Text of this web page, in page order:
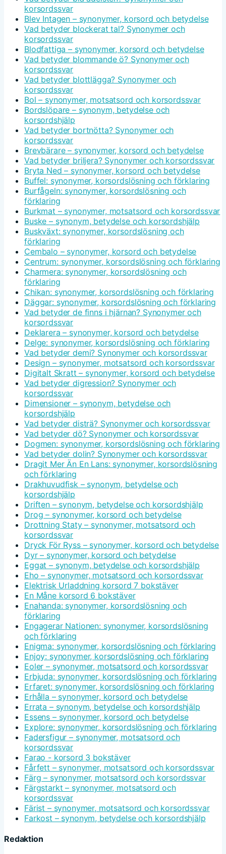
korsordssvar
Blev Intagen – synonymer, korsord och betydelse
Vad betyder blockerat tal? Synonymer och
korsordssvar
Blodfattiga – synonymer, korsord och betydelse
Vad betyder blommande ö? Synonymer och
korsordssvar
Vad betyder blottlägga? Synonymer och
korsordssvar
Bol – synonymer, motsatsord och korsordssvar
Bordslöpare – synonym, betydelse och
korsordshjälp
Vad betyder bortnötta? Synonymer och
korsordssvar
Brevbärare – synonymer, korsord och betydelse
Vad betyder briljera? Synonymer och korsordssvar
Bryta Ned – synonymer, korsord och betydelse
Buffel: synonymer, korsordslösning och förklaring
Burfågeln: synonymer, korsordslösning och
förklaring
Burkmat – synonymer, motsatsord och korsordssvar
Buske – synonym, betydelse och korsordshjälp
Buskväxt: synonymer, korsordslösning och
förklaring
Cembalo – synonymer, korsord och betydelse
Centrum: synonymer, korsordslösning och förklaring
Charmera: synonymer, korsordslösning och
förklaring
Chikan: synonymer, korsordslösning och förklaring
Däggar: synonymer, korsordslösning och förklaring
Vad betyder de finns i hjärnan? Synonymer och
korsordssvar
Deklarera – synonymer, korsord och betydelse
Delge: synonymer, korsordslösning och förklaring
Vad betyder demi? Synonymer och korsordssvar
Design – synonymer, motsatsord och korsordssvar
Digitalt Skratt – synonymer, korsord och betydelse
Vad betyder digression? Synonymer och
korsordssvar
Dimensioner – synonym, betydelse och
korsordshjälp
Vad betyder disträ? Synonymer och korsordssvar
Vad betyder dö? Synonymer och korsordssvar
Dogmen: synonymer, korsordslösning och förklaring
Vad betyder dolin? Synonymer och korsordssvar
Dragit Mer Än En Lans: synonymer, korsordslösning
och förklaring
Drakhuvudfisk – synonym, betydelse och
korsordshjälp
Driften – synonym, betydelse och korsordshjälp
Drog – synonymer, korsord och betydelse
Drottning Staty – synonymer, motsatsord och
korsordssvar
Dryck För Ryss – synonymer, korsord och betydelse
Dyr – synonymer, korsord och betydelse
Eggat – synonym, betydelse och korsordshjälp
Eho – synonymer, motsatsord och korsordssvar
Elektrisk Urladdning korsord 7 bokstäver
En Måne korsord 6 bokstäver
Enahanda: synonymer, korsordslösning och
förklaring
Engagerar Nationen: synonymer, korsordslösning
och förklaring
Enigma: synonymer, korsordslösning och förklaring
Enjoy: synonymer, korsordslösning och förklaring
Eoler – synonymer, motsatsord och korsordssvar
Erbjuda: synonymer, korsordslösning och förklaring
Erfaret: synonymer, korsordslösning och förklaring
Erhålla – synonymer, korsord och betydelse
Errata – synonym, betydelse och korsordshjälp
Essens – synonymer, korsord och betydelse
Explore: synonymer, korsordslösning och förklaring
Fadersfigur – synonymer, motsatsord och
korsordssvar
Farao - korsord 3 bokstäver
Fårfett – synonymer, motsatsord och korsordssvar
Färg – synonymer, motsatsord och korsordssvar
Färgstarkt – synonymer, motsatsord och
korsordssvar
Färist – synonymer, motsatsord och korsordssvar
Farkost – synonym, betydelse och korsordshjälp
Redaktion